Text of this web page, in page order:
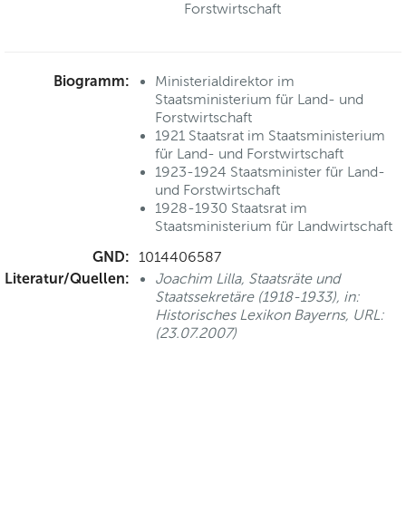
Forstwirtschaft
Biogramm:
Ministerialdirektor im
Staatsministerium für Land- und
Forstwirtschaft
1921 Staatsrat im Staatsministerium
für Land- und Forstwirtschaft
1923-1924 Staatsminister für Land-
und Forstwirtschaft
1928-1930 Staatsrat im
Staatsministerium für Landwirtschaft
GND: 1014406587
Literatur/Quellen:
Joachim Lilla, Staatsräte und
Staatssekretäre (1918-1933), in:
Historisches Lexikon Bayerns, URL:
(23.07.2007)